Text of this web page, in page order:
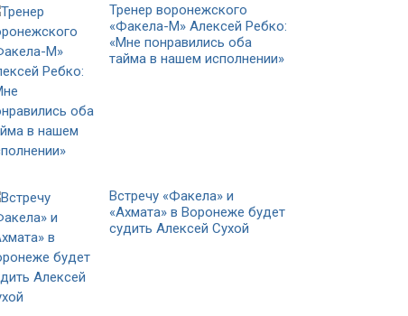
Тренер воронежского
«Факела-М» Алексей Ребко:
«Мне понравились оба
тайма в нашем исполнении»
Встречу «Факела» и
«Ахмата» в Воронеже будет
судить Алексей Сухой